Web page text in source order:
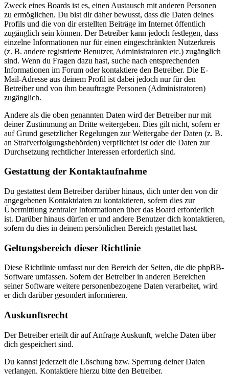
Zweck eines Boards ist es, einen Austausch mit anderen Personen
zu ermöglichen. Du bist dir daher bewusst, dass die Daten deines
Profils und die von dir erstellten Beiträge im Internet öffentlich
zugänglich sein können. Der Betreiber kann jedoch festlegen, dass
einzelne Informationen nur für einen eingeschränkten Nutzerkreis
(z. B. andere registrierte Benutzer, Administratoren etc.) zugänglich
sind. Wenn du Fragen dazu hast, suche nach entsprechenden
Informationen im Forum oder kontaktiere den Betreiber. Die E-
Mail-Adresse aus deinem Profil ist dabei jedoch nur für den
Betreiber und von ihm beauftragte Personen (Administratoren)
zugänglich.
Andere als die oben genannten Daten wird der Betreiber nur mit
deiner Zustimmung an Dritte weitergeben. Dies gilt nicht, sofern er
auf Grund gesetzlicher Regelungen zur Weitergabe der Daten (z. B.
an Strafverfolgungsbehörden) verpflichtet ist oder die Daten zur
Durchsetzung rechtlicher Interessen erforderlich sind.
Gestattung der Kontaktaufnahme
Du gestattest dem Betreiber darüber hinaus, dich unter den von dir
angegebenen Kontaktdaten zu kontaktieren, sofern dies zur
Übermittlung zentraler Informationen über das Board erforderlich
ist. Darüber hinaus dürfen er und andere Benutzer dich kontaktieren,
sofern du dies in deinem persönlichen Bereich gestattet hast.
Geltungsbereich dieser Richtlinie
Diese Richtlinie umfasst nur den Bereich der Seiten, die die phpBB-
Software umfassen. Sofern der Betreiber in anderen Bereichen
seiner Software weitere personenbezogene Daten verarbeitet, wird
er dich darüber gesondert informieren.
Auskunftsrecht
Der Betreiber erteilt dir auf Anfrage Auskunft, welche Daten über
dich gespeichert sind.
Du kannst jederzeit die Löschung bzw. Sperrung deiner Daten
verlangen. Kontaktiere hierzu bitte den Betreiber.